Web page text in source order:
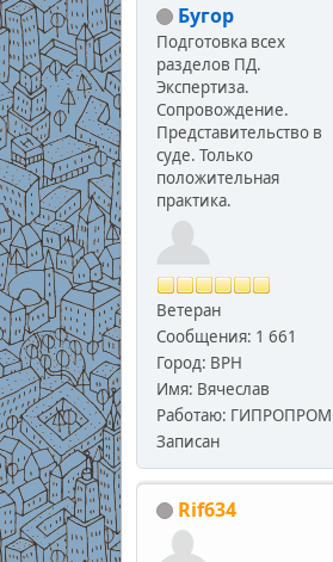
Бугор
Подготовка всех
разделов ПД.
Экспертиза.
Сопровождение.
Представительство в
суде. Только
положительная
практика.
Ветеран
Сообщения: 1 661
Город: ВРН
Имя: Вячеслав
Работаю: ГИПРОПРОМ
Записан
Rif634